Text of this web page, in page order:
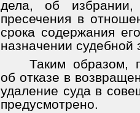
дела, об
пресечения в
срока содержания
назначении судебной
Таким образом,
об отказе в
удаление суда в
предусмотрено.